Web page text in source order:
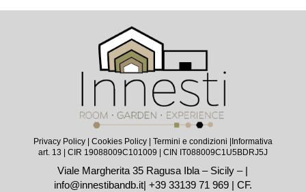
Privacy Policy| Cookies Policy| Termini e condizioni |Informativa
art. 13 | CIR 19088009C101009 | CIN IT088009C1U5BDRJ5J
Viale Margherita 35 Ragusa Ibla – Sicily – |
info@innestibandb.it| +39 33139 71 969| CF.